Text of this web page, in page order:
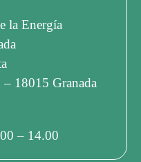
la Energía
18015 Granada
– 14.00